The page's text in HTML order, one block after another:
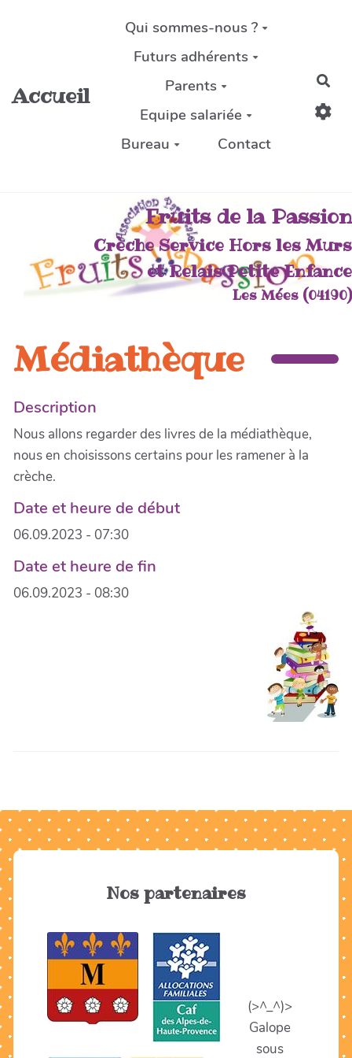
Aller au contenu principal
Accueil
Qui sommes-nous ?
Futurs adhérents
Parents
Equipe salariée
Bureau
Contact
Fruits de la Passion
Crèche Service Hors les Murs
et Relais Petite Enfance
Les Mées (04190)
Médiathèque
Description
Nous allons regarder des livres de la médiathèque,
nous en choisissons certains pour les ramener à la
crèche.
Date et heure de début
06.09.2023 - 07:30
Date et heure de fin
06.09.2023 - 08:30
Nos partenaires
(>^_^)>
Galope
sous